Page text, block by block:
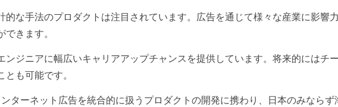
的な手法のプロダクトは注目されています。広告を通じて様々な産業に影響
きます。
ンジニアに幅広いキャリアアップチャンスを提供しています。将来的にはチ
も可能です。
ターネット広告を統合的に扱うプロダクトの開発に携わり、日本のみならず